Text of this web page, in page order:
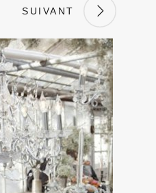
SUIVANT